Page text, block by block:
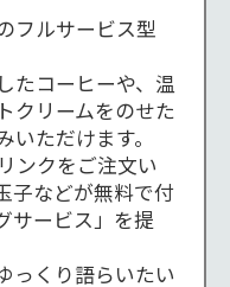
フルサービス型
たコーヒーや、温
クリームをのせた
ただけます。
ンクをご注文い
子などが無料で付
サービス」を提
っくり語らいたい